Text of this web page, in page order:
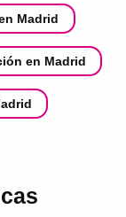
Madrid
en Madrid